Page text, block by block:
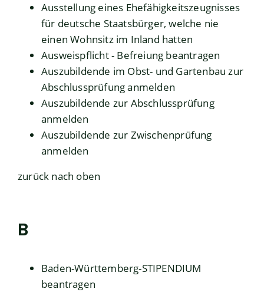
Ausstellung eines Ehefähigkeitszeugnisses
für deutsche Staatsbürger, welche nie
einen Wohnsitz im Inland hatten
Ausweispflicht - Befreiung beantragen
Auszubildende im Obst- und Gartenbau zur
Abschlussprüfung anmelden
Auszubildende zur Abschlussprüfung
anmelden
Auszubildende zur Zwischenprüfung
anmelden
zurück nach oben
B
Baden-Württemberg-STIPENDIUM
beantragen